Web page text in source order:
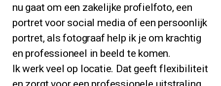
nu gaat om een zakelijke profielfoto, een
portret voor social media of een persoonlijk
portret, als fotograaf help ik je om krachtig
en professioneel in beeld te komen.
Ik werk veel op locatie. Dat geeft flexibiliteit